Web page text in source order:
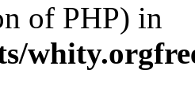
of PHP) in